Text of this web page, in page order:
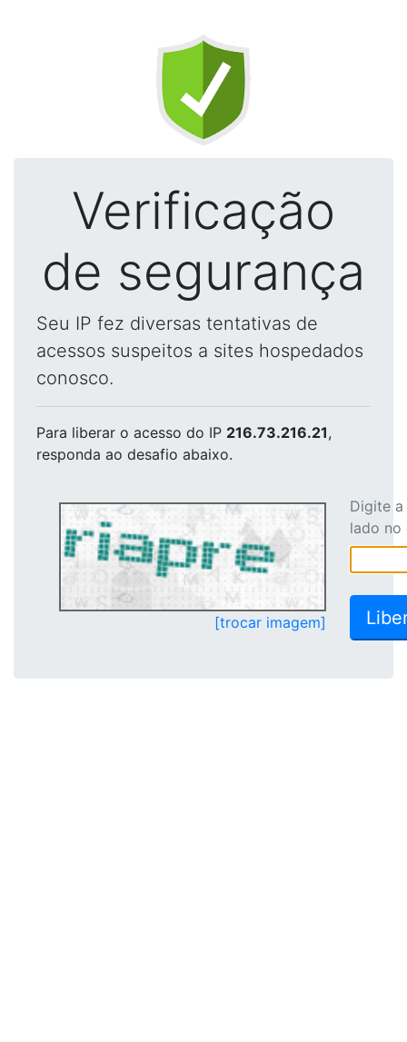
Verificação
de segurança
Seu IP fez diversas tentativas de
acessos suspeitos a sites hospedados
conosco.
Para liberar o acesso do IP 216.73.216.21,
responda ao desafio abaixo.
[trocar imagem]
Digite
lado no